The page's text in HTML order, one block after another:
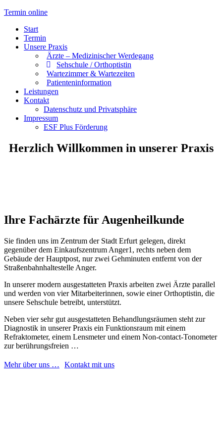
Termin online
Start
Termin
Unsere Praxis
Ärzte – Medizinischer Werdegang
Sehschule / Orthoptistin
Wartezimmer & Wartezeiten
Patienteninformation
Leistungen
Kontakt
Datenschutz und Privatsphäre
Impressum
ESF Plus Förderung
Herzlich Willkommen in unserer Praxis
Ihre Fachärzte für Augenheilkunde
Sie finden uns im Zentrum der Stadt Erfurt gelegen, direkt
gegenüber dem Einkaufszentrum Anger1, rechts neben dem
Gebäude der Hauptpost, nur zwei Gehminuten entfernt von der
Straßenbahnhaltestelle Anger.
In unserer modern ausgestatteten Praxis arbeiten zwei Ärzte parallel
und werden von vier Mitarbeiterinnen, sowie einer Orthoptistin, die
unsere Sehschule betreibt, unterstützt.
Neben vier sehr gut ausgestatteten Behandlungsräumen steht zur
Diagnostik in unserer Praxis ein Funktionsraum mit einem
Refraktometer, einem Lensmeter und einem Non-contact-Tonometer
zur berührungsfreien …
Mehr über uns … Kontakt mit uns